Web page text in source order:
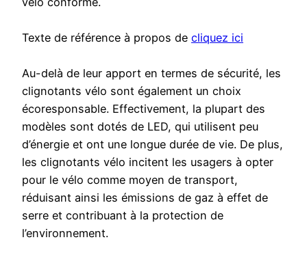
Texte de référence à propos de cliquez ici
Au-delà de leur apport en termes de sécurité, les
clignotants vélo sont également un choix
écoresponsable. Effectivement, la plupart des
modèles sont dotés de LED, qui utilisent peu
d’énergie et ont une longue durée de vie. De plus,
les clignotants vélo incitent les usagers à opter
pour le vélo comme moyen de transport,
réduisant ainsi les émissions de gaz à effet de
serre et contribuant à la protection de
l’environnement.